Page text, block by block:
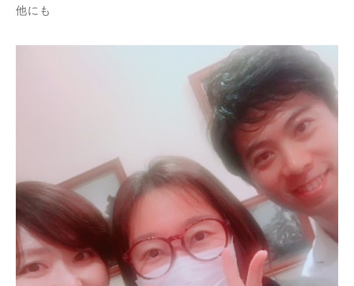
他にも